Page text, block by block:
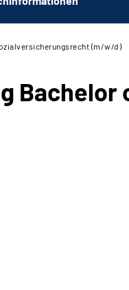
(m/w/d)
Bachelor